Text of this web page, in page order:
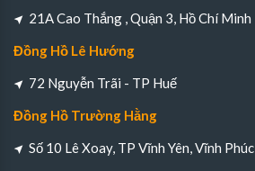
21A Cao Thắng , Quận 3, Hồ Chí Minh
Đồng Hồ Lê Hướng
72 Nguyễn Trãi - TP Huế
Đồng Hồ Trường Hằng
Số 10 Lê Xoay, TP Vĩnh Yên, Vĩnh Phúc